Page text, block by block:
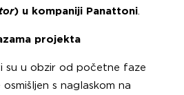
) u kompaniji Panattoni.
projekta
su u obzir od početne faze
s naglaskom na